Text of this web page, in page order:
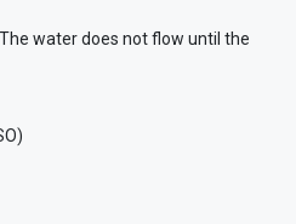
water does not flow until the